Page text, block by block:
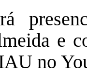
e
no